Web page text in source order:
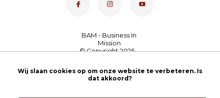
Dé toetsenspecialist van
Nederland4,7- bekijk
onze 100+ reviews
Wij slaan cookies op om onze website te verbeteren. Is
dat akkoord?